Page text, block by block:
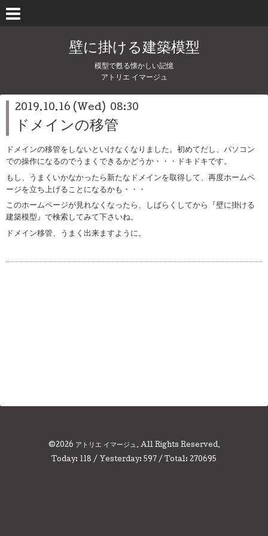
壁に掛ける建築模型
模型で甦る懐かしい記憶
アトリエ イマージュ
2019.10.16 (Wed) 08:30
ドメインの移管
ドメインの移管をしないといけなくなりました。初めてだし、パソコン
での操作になるのでうまくできるかどうか・・・ドキドキです。
もし、うまくいかなかったら新たなドメインを取得して、再度ホームペ
ージを立ち上げることになるかも・・・
このホームページが見れなくなったら、しばらくしてから『壁に掛ける
建築模型』で検索してみて下さいね。
ドメイン移管、うまく出来ますように。
©2026 アトリエ イマージュ. All Rights Reserved.
Today: 118 / Yesterday: 597 / Total: 270695